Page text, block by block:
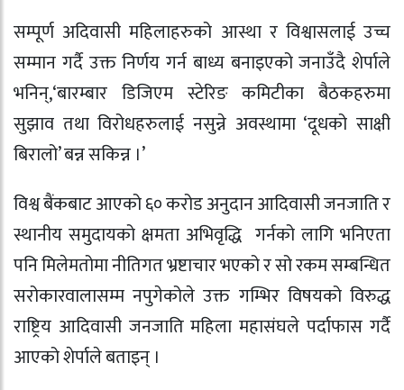
सम्पूर्ण अदिवासी महिलाहरुको आस्था र विश्वासलाई उच्च
सम्मान गर्दै उक्त निर्णय गर्न बाध्य बनाइएको जनाउँदै शेर्पाले
भनिन्,‘बारम्बार डिजिएम स्टेरिङ कमिटीका बैठकहरुमा
सुझाव तथा विरोधहरुलाई नसुन्ने अवस्थामा ‘दूधको साक्षी
बिरालो’ बन्न सकिन्न ।’
विश्व बैंकबाट आएको ६० करोड अनुदान आदिवासी जनजाति र
स्थानीय समुदायको क्षमता अभिवृद्धि गर्नको लागि भनिएता
पनि मिलेमतोमा नीतिगत भ्रष्टाचार भएको र सो रकम सम्बन्धित
सरोकारवालासम्म नपुगेकोले उक्त गम्भिर विषयको विरुद्ध
राष्ट्रिय आदिवासी जनजाति महिला महासंघले पर्दाफास गर्दै
आएको शेर्पाले बताइन् ।